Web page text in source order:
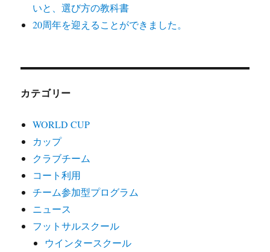
いと、選び方の教科書
20周年を迎えることができました。
カテゴリー
WORLD CUP
カップ
クラブチーム
コート利用
チーム参加型プログラム
ニュース
フットサルスクール
ウインタースクール